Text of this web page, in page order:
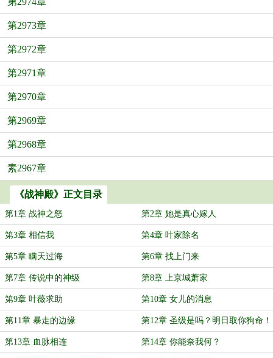
第2973章
第2972章
第2971章
第2970章
第2969章
第2968章
素2967章
《战神殿》正文目录
第1章 战神之怒 第2章 她是真心嫁人
第3章 相信我 第4章 叶家除名
第5章 瞒天过海 第6章 找上门来
第7章 传说中的神级 第8章 上京城萧家
第9章 叶薇求助 第10章 女儿的消息
第11章 暴走的边缘 第12章 圣级是吗？明日取你狗命！
第13章 血脉相连 第14章 你能奈我何？